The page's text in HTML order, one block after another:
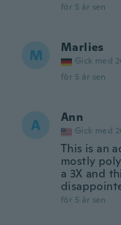
för 5 år sen
M Marlies
Gick med
för 5 år sen
A Ann
Gick med
This is an
mostly
a 3X and
för 5 år sen